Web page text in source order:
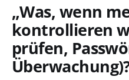
„Was, wenn
kontrollieren
prüfen,